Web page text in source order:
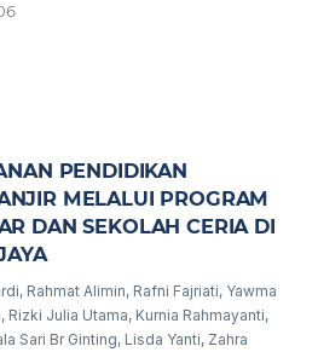
PENDIDIKAN
MELALUI PROGRAM
DAN SEKOLAH CERIA DI
Rahmat Alimin, Rafni Fajriati, Yawma
Rizki Julia Utama, Kurnia Rahmayanti,
Sari Br Ginting, Lisda Yanti, Zahra